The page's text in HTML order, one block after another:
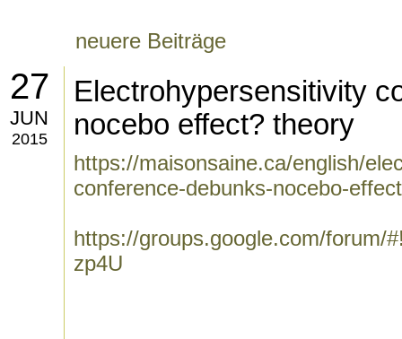
neuere Beiträge
27
JUN
2015
Electrohypersensitivity
nocebo effect? theory
https://maisonsaine.ca/english/
conference-debunks-nocebo-
https://groups.google.com/forum/
zp4U